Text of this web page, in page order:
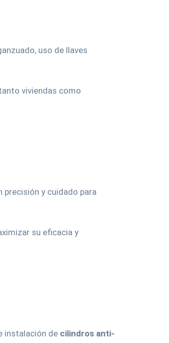
uso de llaves
viviendas como
precisión y cuidado para
su eficacia y
instalación de cilindros anti-